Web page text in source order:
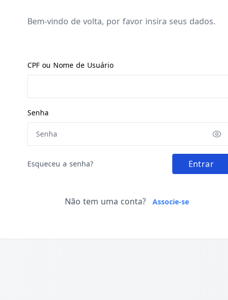
Bem-vindo de volta, por favor insira seus dados.
CPF ou Nome de Usuário
Senha
Esqueceu a senha? Entrar
Não tem uma conta? Associe-se